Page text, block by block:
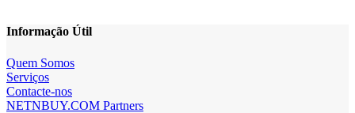
Informação Útil
Quem Somos
Serviços
Contacte-nos
NETNBUY.COM Partners